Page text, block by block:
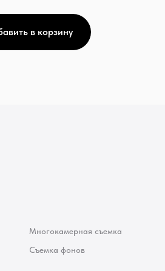
в корзину
Многокамерная съемка
Съемка фонов